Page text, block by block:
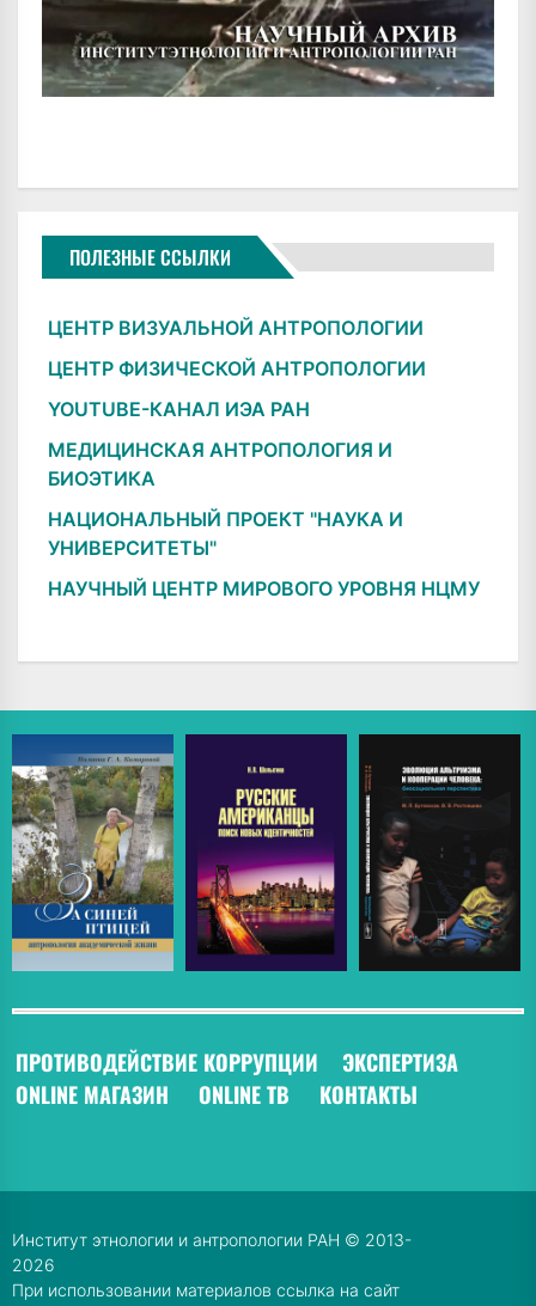
ПОЛЕЗНЫЕ ССЫЛКИ
ЦЕНТР ВИЗУАЛЬНОЙ АНТРОПОЛОГИИ
ЦЕНТР ФИЗИЧЕСКОЙ АНТРОПОЛОГИИ
YOUTUBE-КАНАЛ ИЭА РАН
МЕДИЦИНСКАЯ АНТРОПОЛОГИЯ И
БИОЭТИКА
НАЦИОНАЛЬНЫЙ ПРОЕКТ "НАУКА И
УНИВЕРСИТЕТЫ"
НАУЧНЫЙ ЦЕНТР МИРОВОГО УРОВНЯ НЦМУ
ПРОТИВОДЕЙСТВИЕ КОРРУПЦИИ ЭКСПЕРТИЗА
ONLINE МАГАЗИН
ONLINE ТВ КОНТАКТЫ
Институт этнологии и антропологии РАН © 2013-
2026
При использовании материалов ссылка на сайт